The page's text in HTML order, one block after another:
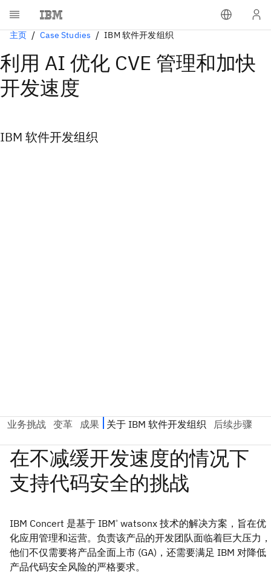
主页 Case Studies IBM 软件开发组织
利用 AI 优化 CVE 管理和加快
开发速度
IBM 软件开发组织
IBM Concert 是基于 IBM® watsonx 技术的解决方案，旨在优
化应用管理和运营。负责该产品的开发团队面临着巨大压力，
他们不仅需要将产品全面上市 (GA)，还需要满足 IBM 对降低
产品代码安全风险的严格要求。